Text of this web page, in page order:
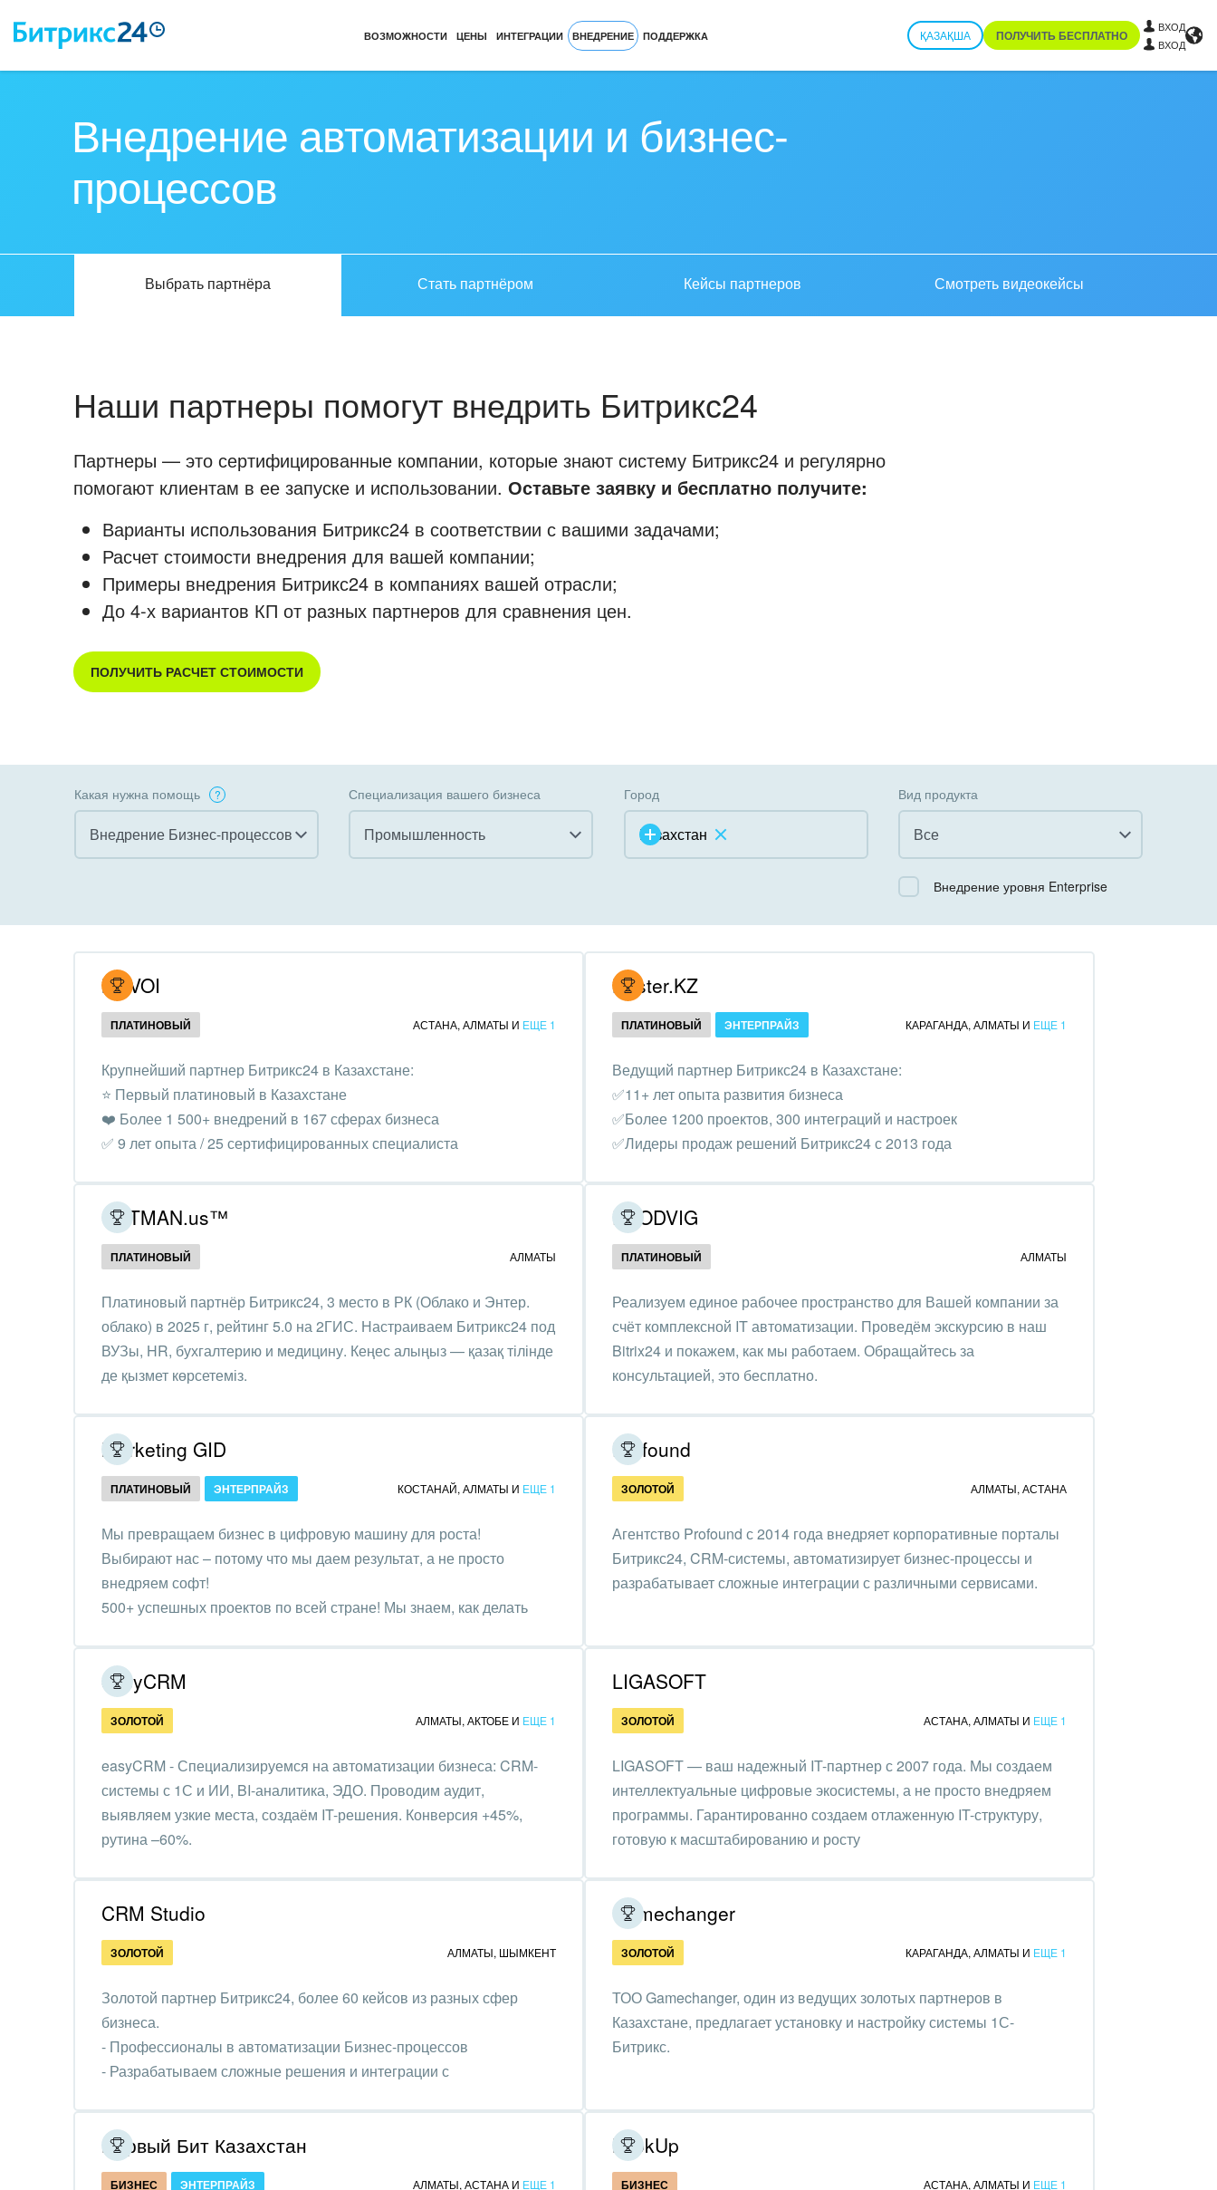
ВОЗМОЖНОСТИ ЦЕНЫ ИНТЕГРАЦИИ ВНЕДРЕНИЕ ПОДДЕРЖКА ҚАЗАҚША ПОЛУЧИТЬ БЕСПЛАТНО
ВХОД
ВХОД
Внедрение автоматизации и бизнес-
процессов
Выбрать партнёра Стать партнёром Кейсы партнеров Смотреть видеокейсы
Наши партнеры помогут внедрить Битрикс24
Партнеры — это сертифицированные компании, которые знают систему Битрикс24 и регулярно
помогают клиентам в ее запуске и использовании. Оставьте заявку и бесплатно получите:
Варианты использования Битрикс24 в соответствии с вашими задачами;
Расчет стоимости внедрения для вашей компании;
Примеры внедрения Битрикс24 в компаниях вашей отрасли;
До 4-х вариантов КП от разных партнеров для сравнения цен.
ПОЛУЧИТЬ РАСЧЕТ СТОИМОСТИ
Какая нужна помощь
Внедрение Бизнес-процессов
Внедрение КЭДО
Интеграция с 1С
Организация задач и
Внедрение Бизнес-
процессов
администрирование
Создание сайтов
Интернет-магазин и CRM
Крупные корпоративные
внедрения
Внедрение для медицины
гос.организаций
Внедрение онлайн-
продаж
Внедрение онлайн-офиса
/ Интранета
Специализация вашего бизнеса
Промышленность
Коммунальные услуги, ЖКХ
организации,
Недвижимость, риэлтерские
Охрана, безопасность
Промышленность
Строительство, ремонт и
Транспорт, Авиация,
автобизнес
Трудоустройство
Красота, фитнес, спорт
АПК и пищевая
Выставки, семинары,
конференции
мемориальных комплексов
Инвестиционный бизнес
IT, Интернет
Консалтинговые и
Город
Казахстан
Вид продукта
Все
Все
Коробочная версия
Внедрение уровня Enterprise
NOVOI
ПЛАТИНОВЫЙ АСТАНА, АЛМАТЫ И ЕЩЕ 1
Крупнейший партнер Битрикс24 в Казахстане:
⭐️ Первый платиновый в Казахстане
❤️ Более 1 500+ внедрений в 167 сферах бизнеса
✅ 9 лет опыта / 25 сертифицированных специалиста
Hoster.KZ
ПЛАТИНОВЫЙ ЭНТЕРПРАЙЗ КАРАГАНДА, АЛМАТЫ И ЕЩЕ 1
Ведущий партнер Битрикс24 в Казахстане:
✅11+ лет опыта развития бизнеса
✅Более 1200 проектов, 300 интеграций и настроек
✅Лидеры продаж решений Битрикс24 с 2013 года
GETMAN.us™
ПЛАТИНОВЫЙ АЛМАТЫ
Платиновый партнёр Битрикс24, 3 место в РК (Облако и Энтер.
облако) в 2025 г, рейтинг 5.0 на 2ГИС. Настраиваем Битрикс24 под
ВУЗы, HR, бухгалтерию и медицину. Кеңес алыңыз — қазақ тілінде
де қызмет көрсетеміз.
PRODVIG
ПЛАТИНОВЫЙ АЛМАТЫ
Реализуем единое рабочее пространство для Вашей компании за
счёт комплексной IT автоматизации. Проведём экскурсию в наш
Bitrix24 и покажем, как мы работаем. Обращайтесь за
консультацией, это бесплатно.
Marketing GID
ПЛАТИНОВЫЙ ЭНТЕРПРАЙЗ КОСТАНАЙ, АЛМАТЫ И ЕЩЕ 1
Мы превращаем бизнес в цифровую машину для роста!
Выбирают нас – потому что мы даем результат, а не просто
внедряем софт!
500+ успешных проектов по всей стране! Мы знаем, как делать
Profound
ЗОЛОТОЙ АЛМАТЫ, АСТАНА
Агентство Profound с 2014 года внедряет корпоративные порталы
Битрикс24, CRM-системы, автоматизирует бизнес-процессы и
разрабатывает сложные интеграции с различными сервисами.
easyCRM
ЗОЛОТОЙ АЛМАТЫ, АКТОБЕ И ЕЩЕ 1
easyCRM - Специализируемся на автоматизации бизнеса: CRM-
системы с 1С и ИИ, BI-аналитика, ЭДО. Проводим аудит,
выявляем узкие места, создаём IT-решения. Конверсия +45%,
рутина –60%.
Реализовали 350+ кейсов
LIGASOFT
ЗОЛОТОЙ АСТАНА, АЛМАТЫ И ЕЩЕ 1
LIGASOFT — ваш надежный IT-партнер с 2007 года. Мы создаем
интеллектуальные цифровые экосистемы, а не просто внедряем
программы. Гарантированно создаем отлаженную IT-структуру,
готовую к масштабированию и росту
CRM Studio
ЗОЛОТОЙ АЛМАТЫ, ШЫМКЕНТ
Золотой партнер Битрикс24, более 60 кейсов из разных сфер
бизнеса.
- Профессионалы в автоматизации Бизнес-процессов
- Разрабатываем сложные решения и интеграции с
Gamechanger
ЗОЛОТОЙ КАРАГАНДА, АЛМАТЫ И ЕЩЕ 1
ТОО Gamechanger, один из ведущих золотых партнеров в
Казахстане, предлагает установку и настройку системы 1С-
Битрикс.
Первый Бит Казахстан
БИЗНЕС ЭНТЕРПРАЙЗ АЛМАТЫ, АСТАНА И ЕЩЕ 1
LookUp
БИЗНЕС АСТАНА, АЛМАТЫ И ЕЩЕ 1